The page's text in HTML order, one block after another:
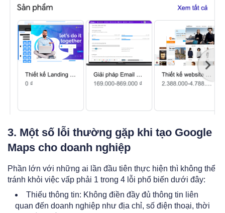
3. Một số lỗi thường gặp khi tạo Google
Maps cho doanh nghiệp
Phần lớn với những ai lần đầu tiên thực hiện thì không thể
tránh khỏi việc vấp phải 1 trong 4 lỗi phổ biến dưới đây:
Thiếu thông tin: Không điền đầy đủ thông tin liên
quan đến doanh nghiệp như địa chỉ, số điện thoại, thời